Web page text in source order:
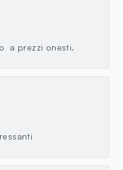
a prezzi onesti.